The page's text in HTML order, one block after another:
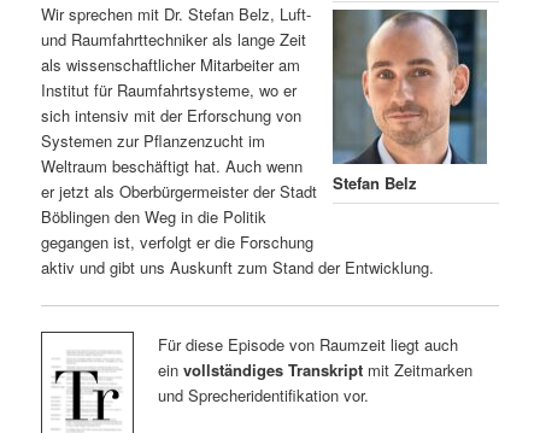
n
g
e
n
Stefan Belz
Wir sprechen mit Dr. Stefan Belz, Luft-
und Raumfahrttechniker als lange Zeit
als wissenschaftlicher Mitarbeiter am
Institut für Raumfahrtsysteme, wo er
sich intensiv mit der Erforschung von
Systemen zur Pflanzenzucht im
Weltraum beschäftigt hat. Auch wenn
er jetzt als Oberbürgermeister der Stadt
Böblingen den Weg in die Politik
gegangen ist, verfolgt er die Forschung
aktiv und gibt uns Auskunft zum Stand der Entwicklung.
Für diese Episode von Raumzeit liegt auch
ein vollständiges Transkriptmit Zeitmarken
und Sprecheridentifikation vor.